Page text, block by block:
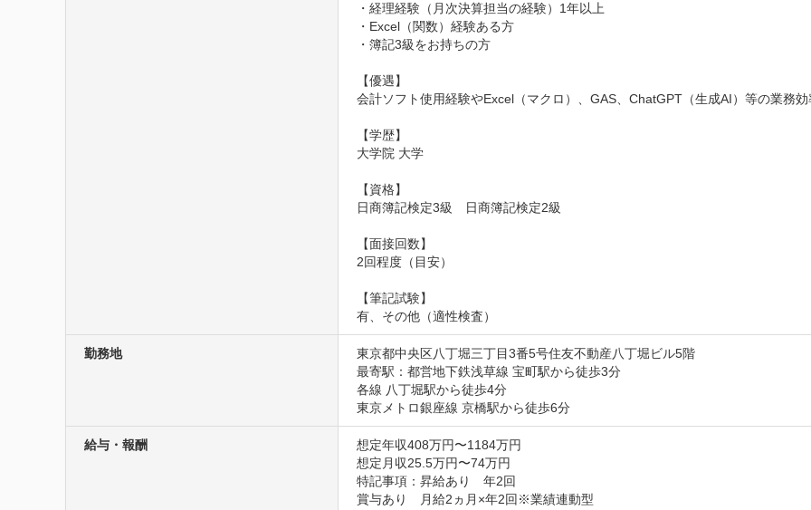
・経理経験（月次決算担当の経験）1年以上
・Excel（関数）経験ある方
・簿記3級をお持ちの方
【優遇】
会計ソフト使用経験やExcel（マクロ）、GAS、ChatGPT（生成AI）等の業務
【学歴】
大学院 大学
【資格】
日商簿記検定3級　日商簿記検定2級
【面接回数】
2回程度（目安）
【筆記試験】
有、その他（適性検査）
勤務地
東京都中央区八丁堀三丁目3番5号住友不動産八丁堀ビル5階
最寄駅：都営地下鉄浅草線 宝町駅から徒歩3分
各線 八丁堀駅から徒歩4分
東京メトロ銀座線 京橋駅から徒歩6分
給与・報酬
想定年収408万円〜1184万円
想定月収25.5万円〜74万円
特記事項：昇給あり　年2回
賞与あり　月給2ヵ月×年2回※業績連動型